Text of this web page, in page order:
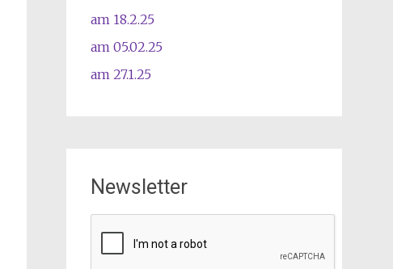
am 18.2.25
am 05.02.25
am 27.1.25
Newsletter